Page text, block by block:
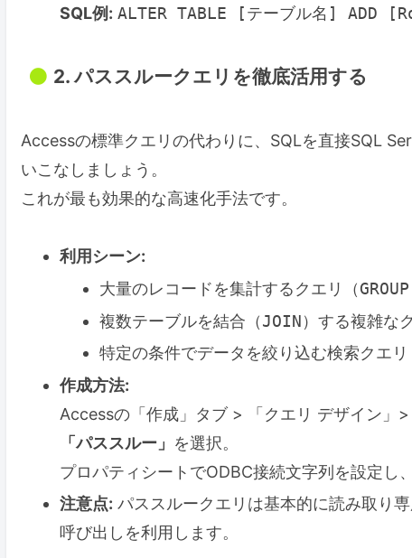
SQL例: ALTER TABLE [テーブル名] ADD
2. パススルークエリを徹底活用する
Accessの標準クエリの代わりに、SQLを直接SQL
いこなしましょう。
これが最も効果的な高速化手法です。
利用シーン:
大量のレコードを集計するクエリ（
複数テーブルを結合（JOIN）する複雑な
特定の条件でデータを絞り込む検索クエリ
作成方法:
Accessの「作成」タブ > 「クエリ デザイン」
「パススルー」 を選択。
プロパティシートでODBC接続文字列を設定し
注意点: パススルークエリは基本的に読み取り
呼び出しを利用します。